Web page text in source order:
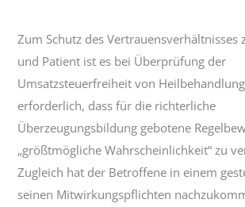
Zum Schutz des Vertrauensverhältnisses
und Patient ist es bei Überprüfung der
Umsatzsteuerfreiheit von
erforderlich, dass für die richterliche
Überzeugungsbildung gebotene
„größtmögliche Wahrscheinlichkeit“ zu
Zugleich hat der Betroffene in einem
seinen Mitwirkungspflichten